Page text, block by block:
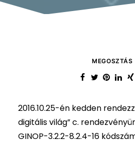
MEGOSZTÁS
2016.10.25-én kedden
digitális világ” c.
GINOP-3.2.2-8.2.4-16